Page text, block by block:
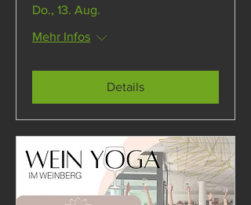
Do., 13. Aug.
Mehr Infos
Details